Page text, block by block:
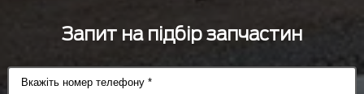
Запит на підбір запчастин